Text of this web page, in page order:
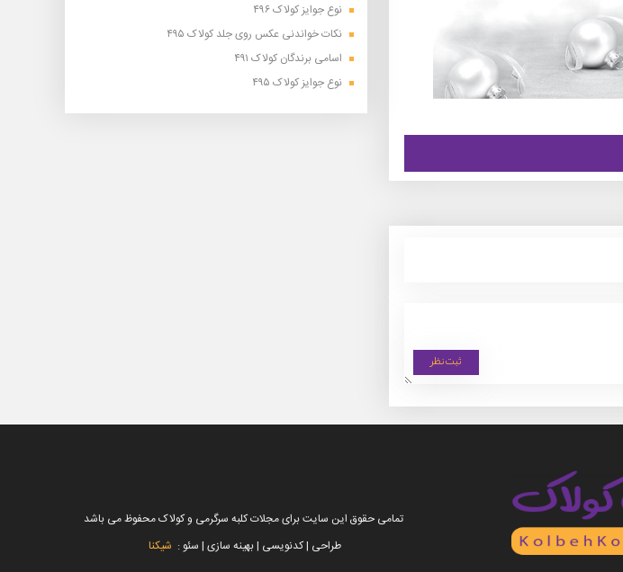
نوع جوایز کولاک ۴۹۶
نکات خواندنی عکس روی جلد کولاک ۴۹۵
اسامی برندگان کولاک ۴۹۱
نوع جوایز کولاک ۴۹۵
تمامی حقوق این سایت برای مجلات کلبه سرگرمی و کولاک محفوظ می باشد
طراحی | کدنویسی | بهینه سازی | سئو : شیکنا